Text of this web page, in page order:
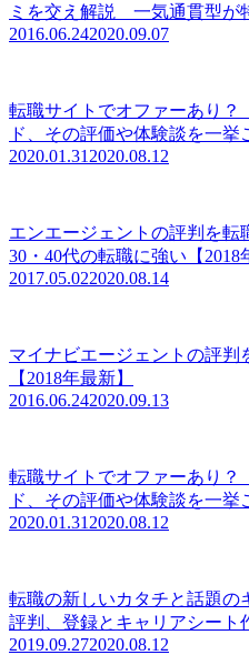
ミを交え解説 一気通貫型が
2016.06.242020.09.07
転職サイトでオファーあり？
ド、その評価や体験談を一挙
2020.01.31 2020.08.12
エンエージェントの評判を転
30・40代の転職に強い【2018
2017.05.022020.08.14
マイナビエージェントの評判
【2018年最新】
2016.06.242020.09.13
転職サイトでオファーあり？
ド、その評価や体験談を一挙
2020.01.31 2020.08.12
転職の新しいカタチと話題の
評判、登録とキャリアシート
2019.09.272020.08.12